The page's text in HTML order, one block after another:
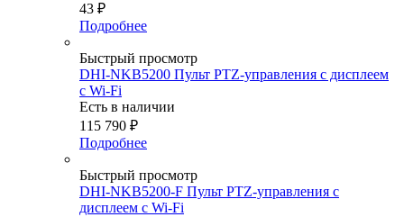
43 ₽
Подробнее
Быстрый просмотр
DHI-NKB5200 Пульт PTZ-управления с дисплеем
с Wi-Fi
Есть в наличии
115 790 ₽
Подробнее
Быстрый просмотр
DHI-NKB5200-F Пульт PTZ-управления с
дисплеем с Wi-Fi